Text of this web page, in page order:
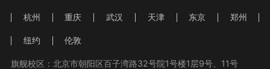
杭州 重庆 武汉 天津 东京 郑州
纽约 伦敦
旗舰校区：北京市朝阳区百子湾路32号院1号楼1层9号、11号